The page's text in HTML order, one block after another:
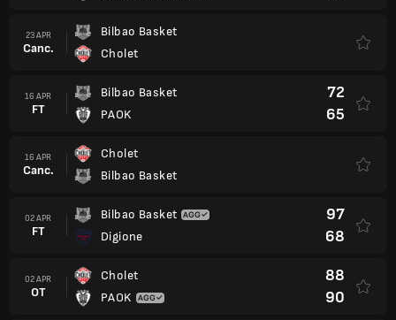
23 APR
Canc.
Bilbao Basket
Cholet
16 APR
FT
Bilbao Basket
PAOK
72
65
16 APR
Canc.
Cholet
Bilbao Basket
02 APR
FT
Bilbao Basket
Digione
97
68
02 APR
OT
Cholet
PAOK
88
90